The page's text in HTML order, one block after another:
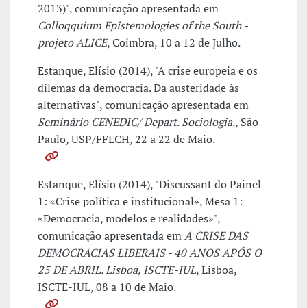
2013)", comunicação apresentada em
Colloqquium Epistemologies of the South -
projeto ALICE, Coimbra, 10 a 12 de Julho.
Estanque, Elísio (2014), "A crise europeia e os
dilemas da democracia. Da austeridade às
alternativas", comunicação apresentada em
Seminário CENEDIC/ Depart. Sociologia., São
Paulo, USP/FFLCH, 22 a 22 de Maio.
Estanque, Elísio (2014), "Discussant do Painel
1: «Crise política e institucional», Mesa 1:
«Democracia, modelos e realidades»",
comunicação apresentada emA CRISE DAS
DEMOCRACIAS LIBERAIS - 40 ANOS APÓS O
25 DE ABRIL. Lisboa, ISCTE-IUL, Lisboa,
ISCTE-IUL, 08 a 10 de Maio.